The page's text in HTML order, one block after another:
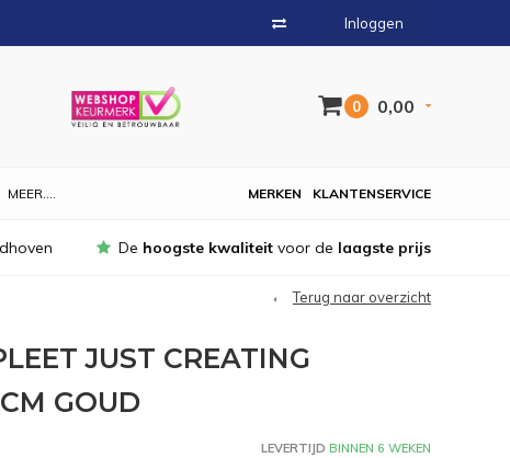
Inloggen
0 0,00
MEER.... KLANTENSERVICE
MERKEN
De hoogste kwaliteit voor de laagste prijs
Terug naar overzicht
JUST CREATING
GOUD
LEVERTIJD BINNEN 6 WEKEN